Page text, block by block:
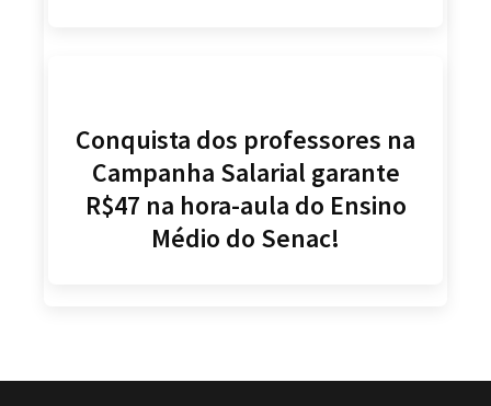
Conquista dos professores na
Campanha Salarial garante
R$47 na hora-aula do Ensino
Médio do Senac!